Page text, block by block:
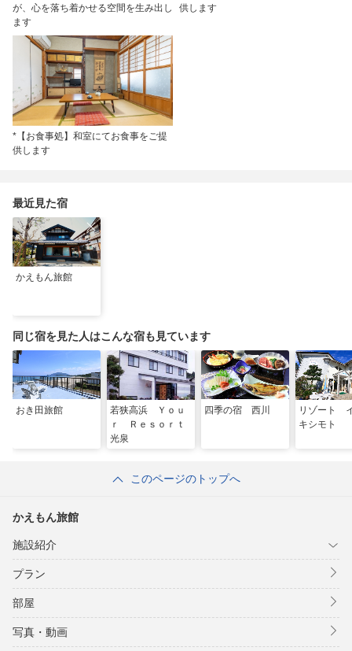
が、心を落ち着かせる空間を生み出し
ます
供します
*【お食事処】和室にてお食事をご提
供します
最近見た宿
かえもん旅館
同じ宿を見た人はこんな宿も見ています
おき田旅館
若狭高浜 Ｙｏｕ
ｒ Ｒｅｓｏｒｔ
光泉
四季の宿 西川
リゾート
キシモト
このページのトップへ
かえもん旅館
施設紹介
プラン
部屋
写真・動画